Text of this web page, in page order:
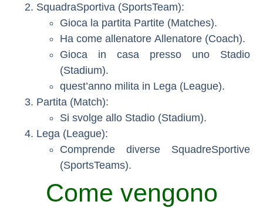
SquadraSportiva (SportsTeam):
Gioca la partita Partite (Matches).
Ha come allenatoreAllenatore (Coach).
Gioca in casa presso uno Stadio
(Stadium).
quest’anno milita in Lega (League).
Partita (Match):
Si svolge allo Stadio (Stadium).
Lega (League):
Comprende diverse SquadreSportive
(SportsTeams).
Come vengono